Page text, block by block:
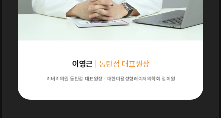
이영근 | 동탄점 대표원장
리베리의원 동탄점 대표원장 · 대한미용성형레이저의학회 정회원